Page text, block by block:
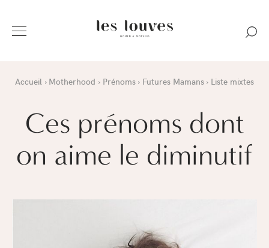
Accueil Motherhood Prénoms Futures Mamans Liste mixtes
Ces prénoms dont
on aime le diminutif